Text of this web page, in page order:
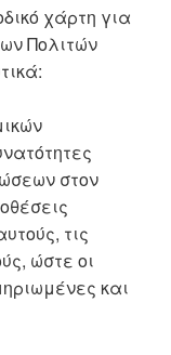
χάρτη για
Πολιτών
στον
τις
ώστε οι
και